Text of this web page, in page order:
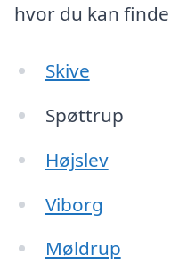
hvor du kan
Skive
Spøttrup
Højslev
Viborg
Møldrup